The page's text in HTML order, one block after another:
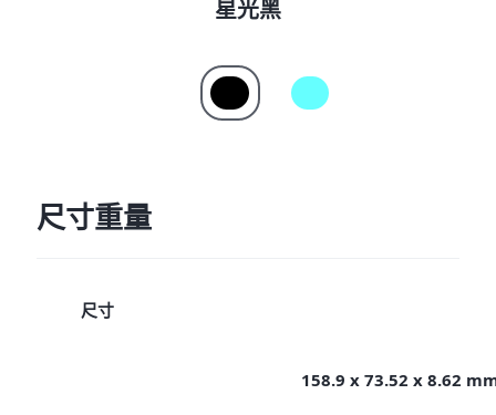
星光黑
尺寸重量
尺寸
158.9 x 73.52 x 8.62